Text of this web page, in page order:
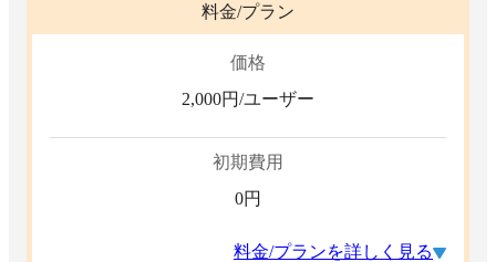
料金/プラン
価格
2,000円/ユーザー
初期費用
0円
料金/プランを詳しく見る